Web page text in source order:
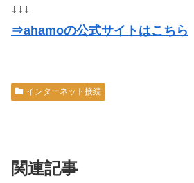
↓↓↓
⇒ahamoの公式サイトはこちら
インターネット接続
関連記事